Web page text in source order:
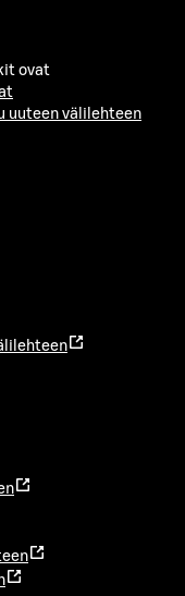
ovat
uuteen välilehteen